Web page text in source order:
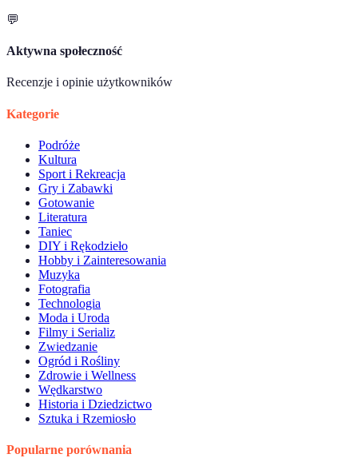
💬
Aktywna społeczność
Recenzje i opinie użytkowników
Kategorie
Podróże
Kultura
Sport i Rekreacja
Gry i Zabawki
Gotowanie
Literatura
Taniec
DIY i Rękodzieło
Hobby i Zainteresowania
Muzyka
Fotografia
Technologia
Moda i Uroda
Filmy i Serializ
Zwiedzanie
Ogród i Rośliny
Zdrowie i Wellness
Wędkarstwo
Historia i Dziedzictwo
Sztuka i Rzemiosło
Popularne porównania